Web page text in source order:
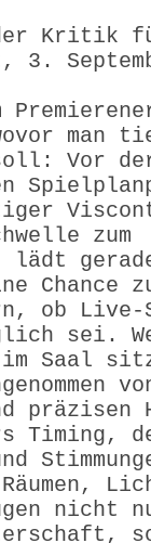
Kritik
3.
man
Vor
zum
lädt
Chance
ob Live-
sei.
im Saal
präzisen
Timing,
nicht